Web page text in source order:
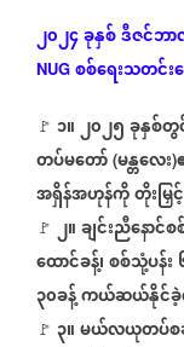
၂၀၂၄ခုနှစ်ဒီဇင်ဘ
NUG စစ်ရေးသတင်း
🚩 ၁။၂၀၂၅ခုနှစ်တွ
တပ်မတော် (မန္တလေး)
အရှိန်အဟုန်ကိုတိုးမြှ
🚩 ၂။ချင်းညီနောင်
ထောင်ခန့်၊စစ်သုံ့ပန်း
၃၀ခန့်ကယ်ဆယ်နိုင်ခဲ့
🚩 ၃။မယ်လယုတပ်စ